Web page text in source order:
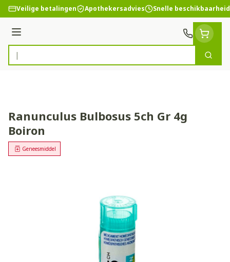
Ga naar de inhoud
Veilige betalingen Apothekersadvies Snelle beschikbaarheid
Menu
Product, merk, categorie...
Zoek
Ranunculus Bulbosus 5ch Gr 4g
Boiron
Geneesmiddel